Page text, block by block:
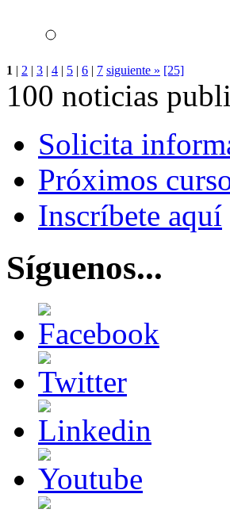
1 | 2 | 3 | 4 | 5 | 6 | 7 siguiente » [25]
100 noticias
Solicita
Próximos
Inscríbete aquí
Síguenos...